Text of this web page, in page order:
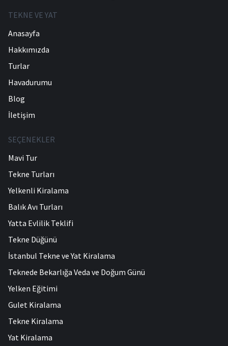
TEKNE VE YAT
Anasayfa
Hakkımızda
Turlar
Havadurumu
Blog
İletişim
SEÇENEKLER
Mavi Tur
Tekne Turları
Yelkenli Kiralama
Balık Avı Turları
Yatta Evlilik Teklifi
Tekne Düğünü
İstanbul Tekne ve Yat Kiralama
Teknede Bekarlığa Veda ve Doğum Günü
Yelken Eğitimi
Gulet Kiralama
Tekne Kiralama
Yat Kiralama